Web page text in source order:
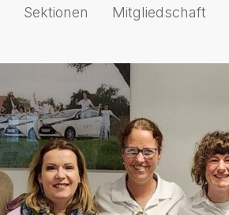
Sektionen Mitgliedschaft